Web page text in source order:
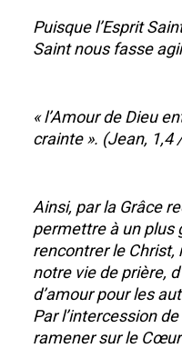
Puisque l’Esprit
Saint nous fasse
« l’Amour de Dieu
crainte ». (Jean, 1,4
Ainsi, par la Grâce
permettre à un plus
rencontrer le Christ,
notre vie de prière,
d’amour pour les
Par l’intercession
ramener sur le